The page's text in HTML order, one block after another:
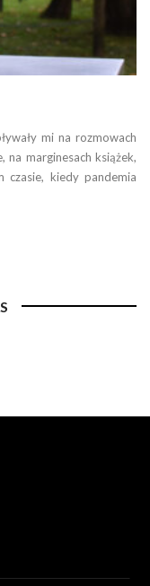
mi na rozmowach
na marginesach książek,
kiedy pandemia